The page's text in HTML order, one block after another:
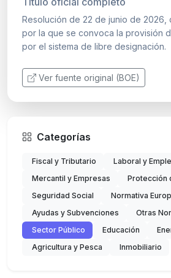
Resolución de 22 de junio de 2026,
por la que se convoca la provisión
por el sistema de libre designación.
Ver fuente original (BOE)
Categorías
Fiscal y Tributario
Laboral y
Mercantil y Empresas
Protección
Seguridad Social
Normativa
Ayudas y Subvenciones
Otras
Sector Público
Educación
Agricultura y Pesca
Inmobiliario